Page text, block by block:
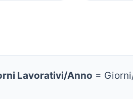
Lavorativi/Anno =